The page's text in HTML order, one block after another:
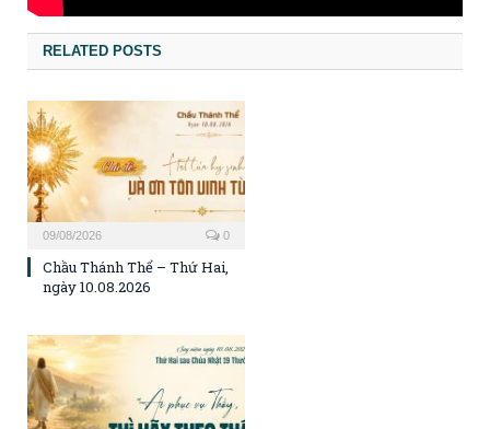
RELATED POSTS
09/08/2026 0
Chầu Thánh Thể – Thứ Hai,
ngày 10.08.2026